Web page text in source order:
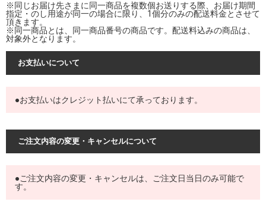
※同じお届け先さまに同一商品を複数個お送りする際、お届け期間
指定・のし用途が同一の場合に限り、1個分のみの配送料金とさせて
頂きます。
※同一商品とは、同一商品番号の商品です。配送料込みの商品は、
対象外となります。
お支払いについて
●お支払いはクレジット払いにて承っております。
ご注文内容の変更・キャンセルについて
●ご注文内容の変更・キャンセルは、ご注文日当日のみ可能で
す。